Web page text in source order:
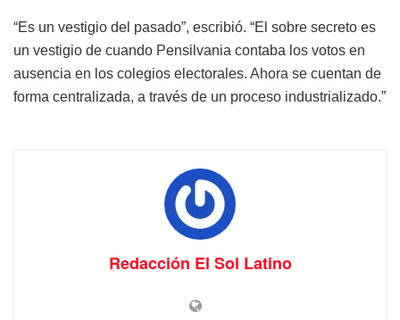
“Es un vestigio del pasado”, escribió. “El sobre secreto es
un vestigio de cuando Pensilvania contaba los votos en
ausencia en los colegios electorales. Ahora se cuentan de
forma centralizada, a través de un proceso industrializado.”
Redacción El Sol Latino